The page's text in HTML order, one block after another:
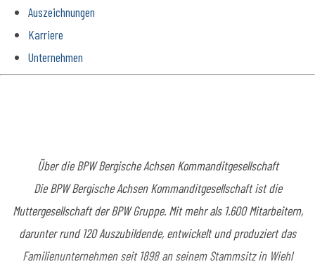
Auszeichnungen
Karriere
Unternehmen
Über die BPW Bergische Achsen Kommanditgesellschaft
Die BPW Bergische Achsen Kommanditgesellschaft ist die
Muttergesellschaft der BPW Gruppe. Mit mehr als 1.600 Mitarbeitern,
darunter rund 120 Auszubildende, entwickelt und produziert das
Familienunternehmen seit 1898 an seinem Stammsitz in Wiehl